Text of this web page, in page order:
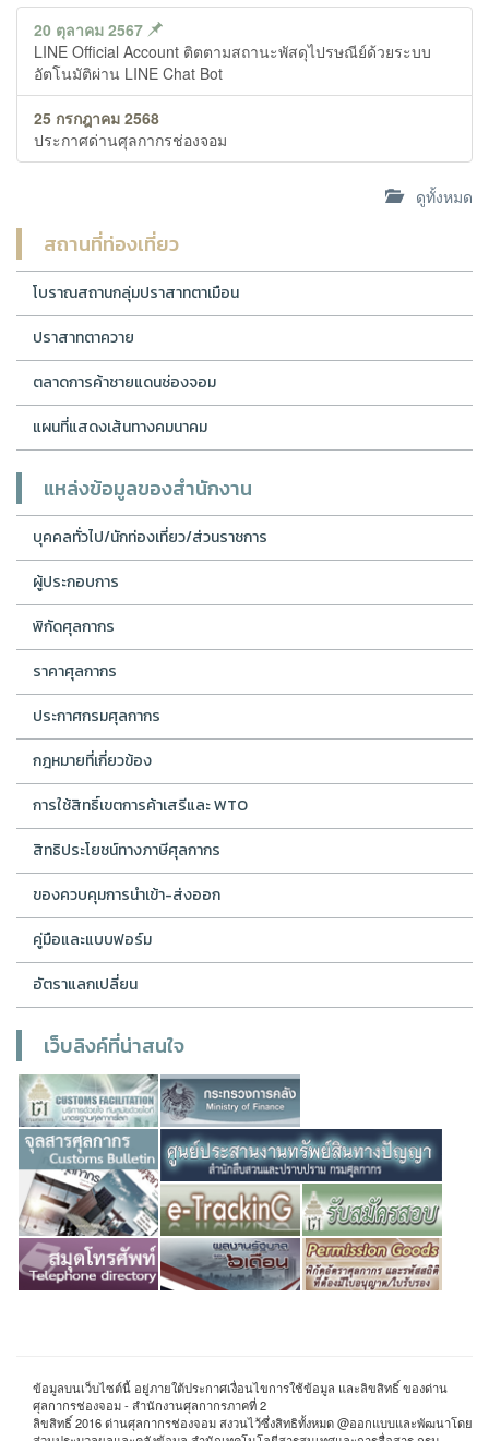
20 ตุลาคม 2567
LINE Official Account ติตตามสถานะพัสดุไปรษณีย์ด้วยระบบ
อัตโนมัติผ่าน LINE Chat Bot
25 กรกฎาคม 2568
ประกาศด่านศุลกากรช่องจอม
ดูทั้งหมด
สถานที่ท่องเที่ยว
โบราณสถานกลุ่มปราสาทตาเมือน
ปราสาทตาควาย
ตลาดการค้าชายแดนช่องจอม
แผนที่แสดงเส้นทางคมนาคม
แหล่งข้อมูลของสำนักงาน
บุคคลทั่วไป/นักท่องเที่ยว/ส่วนราชการ
ผู้ประกอบการ
พิกัดศุลกากร
ราคาศุลกากร
ประกาศกรมศุลกากร
กฎหมายที่เกี่ยวข้อง
การใช้สิทธิ์เขตการค้าเสรีและ WTO
สิทธิประโยชน์ทางภาษีศุลกากร
ของควบคุมการนำเข้า-ส่งออก
คู่มือและแบบฟอร์ม
อัตราแลกเปลี่ยน
เว็บลิงค์ที่น่าสนใจ
ข้อมูลบนเว็บไซต์นี้ อยู่ภายใต้ประกาศเงื่อนไขการใช้ข้อมูล และลิขสิทธิ์ ของด่าน
ศุลกากรช่องจอม - สำนักงานศุลกากรภาคที่ 2
ลิขสิทธิ์ 2016 ด่านศุลกากรช่องจอม สงวนไว้ซึ่งสิทธิทั้งหมด @ออกแบบและพัฒนาโดย